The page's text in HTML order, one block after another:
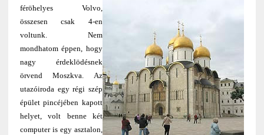
féröhelyes Volvo,
összesen csak 4-en
voltunk. Nem
mondhatom éppen, hogy
nagy érdeklödésnek
örvend Moszkva. Az
utazóiroda egy régi szép
épület pincéjében kapott
helyet, volt benne két
computer is egy asztalon,